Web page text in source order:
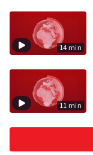
14 min
11 min